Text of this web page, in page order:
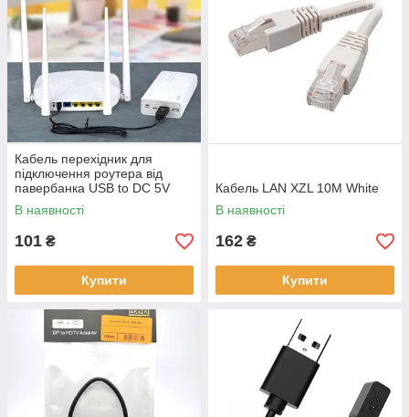
Кабель перехідник для
підключення роутера від
павербанка USB to DC 5V
Black
В наявності
101 ₴
Купити
Кабель LAN XZL 10M White
В наявності
162 ₴
Купити